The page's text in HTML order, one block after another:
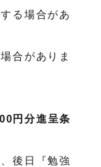
る場合があ
合がありま
円分進呈条
後日『勉強